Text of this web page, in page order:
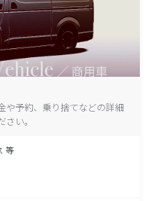
や予約、乗り捨てなどの詳細
い。
等